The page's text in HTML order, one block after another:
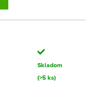
Skladom
(>5 ks)